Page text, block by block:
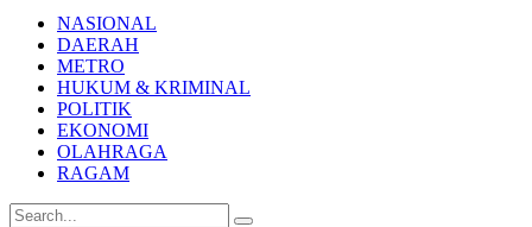
NASIONAL
DAERAH
METRO
HUKUM & KRIMINAL
POLITIK
EKONOMI
OLAHRAGA
RAGAM